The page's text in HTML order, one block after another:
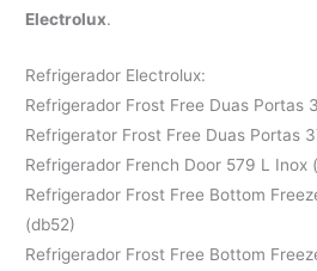
Electrolux.
Refrigerador Electrolux:
Refrigerador Frost Free Duas Portas
Refrigerator Frost Free Duas Portas
Refrigerador French Door 579 L Inox
Refrigerador Frost Free Bottom
(db52)
Refrigerador Frost Free Bottom